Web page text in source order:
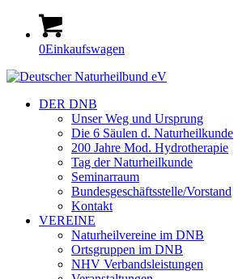
0Einkaufswagen
DER DNB
Unser Weg und Ursprung
Die 6 Säulen d. Naturheilkunde
200 Jahre Mod. Hydrotherapie
Tag der Naturheilkunde
Seminarraum
Bundesgeschäftsstelle/Vorstand
Kontakt
VEREINE
Naturheilvereine im DNB
Ortsgruppen im DNB
NHV Verbandsleistungen